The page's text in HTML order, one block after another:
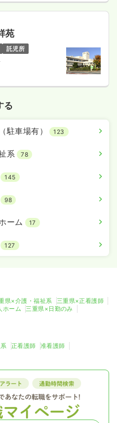
苑
託児所
る
駐車場有） 123
系 78
145
98
ーム 17
127
県×介護・福祉系
三重県×正看護師
ホーム 三重県×日勤のみ
正看護師
准看護師